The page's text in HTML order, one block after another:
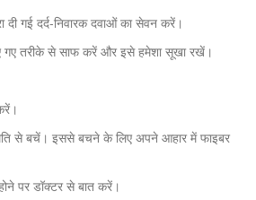
दी गई दर्द-निवारक दवाओं का सेवन करें।
गए तरीके से साफ करें और इसे हमेशा सूखा रखें।
से बचें। इससे बचने के लिए अपने आहार में फाइबर
पर डॉक्टर से बात करें।